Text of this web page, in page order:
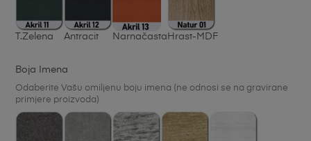
T.Zelena Antracit Narnačasta Hrast-MDF
Boja Imena
Odaberite Vašu omiljenu boju imena (ne odnosi se na gravirane
primjere proizvoda)